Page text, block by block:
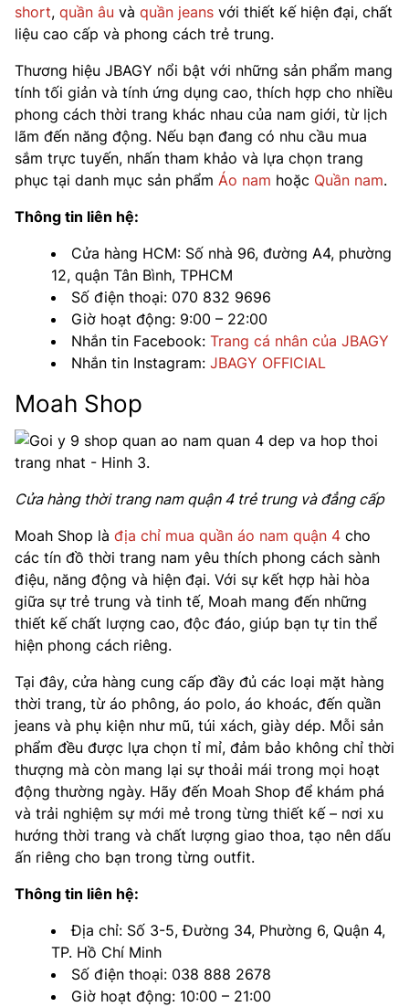
short, quần âu và quần jeans với thiết kế hiện đại, chất
liệu cao cấp và phong cách trẻ trung.
Thương hiệu JBAGY nổi bật với những sản phẩm mang
tính tối giản và tính ứng dụng cao, thích hợp cho nhiều
phong cách thời trang khác nhau của nam giới, từ lịch
lãm đến năng động. Nếu bạn đang có nhu cầu mua
sắm trực tuyến, nhấn tham khảo và lựa chọn trang
phục tại danh mục sản phẩm Áo nam hoặc Quần nam.
Thông tin liên hệ:
Cửa hàng HCM: Số nhà 96, đường A4, phường
12, quận Tân Bình, TPHCM
Số điện thoại: 070 832 9696
Giờ hoạt động: 9:00 – 22:00
Nhắn tin Facebook: Trang cá nhân của JBAGY
Nhắn tin Instagram: JBAGY OFFICIAL
Moah Shop
Cửa hàng thời trang nam quận 4 trẻ trung và đẳng cấp
Moah Shop là địa chỉ mua quần áo nam quận 4 cho
các tín đồ thời trang nam yêu thích phong cách sành
điệu, năng động và hiện đại. Với sự kết hợp hài hòa
giữa sự trẻ trung và tinh tế, Moah mang đến những
thiết kế chất lượng cao, độc đáo, giúp bạn tự tin thể
hiện phong cách riêng.
Tại đây, cửa hàng cung cấp đầy đủ các loại mặt hàng
thời trang, từ áo phông, áo polo, áo khoác, đến quần
jeans và phụ kiện như mũ, túi xách, giày dép. Mỗi sản
phẩm đều được lựa chọn tỉ mỉ, đảm bảo không chỉ thời
thượng mà còn mang lại sự thoải mái trong mọi hoạt
động thường ngày. Hãy đến Moah Shop để khám phá
và trải nghiệm sự mới mẻ trong từng thiết kế – nơi xu
hướng thời trang và chất lượng giao thoa, tạo nên dấu
ấn riêng cho bạn trong từng outfit.
Thông tin liên hệ:
Địa chỉ: Số 3-5, Đường 34, Phường 6, Quận 4,
TP. Hồ Chí Minh
Số điện thoại: 038 888 2678
Giờ hoạt động: 10:00 – 21:00